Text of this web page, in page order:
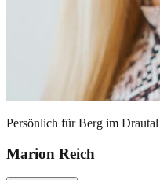
Persönlich fürBerg im Drautal
Marion Reich